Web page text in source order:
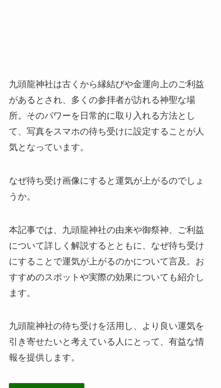
九頭龍神社は古くから縁結びや金運向上のご利益
があるとされ、多くの参拝者が訪れる神聖な場
所。そのパワーを日常的に取り入れる方法とし
て、写真をスマホの待ち受けに設定することが人
気となっています。
なぜ待ち受け画像にすると運気が上がるのでしょ
うか。
本記事では、九頭龍神社の由来や御祭神、ご利益
について詳しく解説するとともに、なぜ待ち受け
にすることで運気が上がるのかについて言及。お
すすめのスポットや実際の効果についても紹介し
ます。
九頭龍神社の待ち受けを活用し、より良い運気を
引き寄せたいと考えている人にとって、有益な情
報を提供します。